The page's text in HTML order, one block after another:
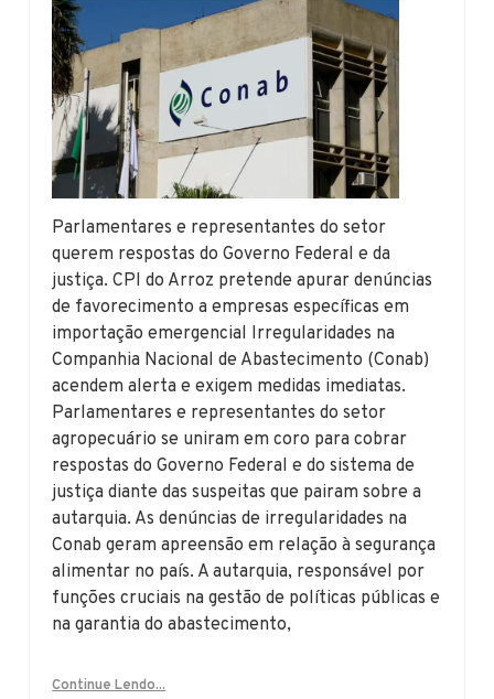
Parlamentares e representantes do setor
querem respostas do Governo Federal e da
justiça. CPI do Arroz pretende apurar denúncias
de favorecimento a empresas específicas em
importação emergencial Irregularidades na
Companhia Nacional de Abastecimento (Conab)
acendem alerta e exigem medidas imediatas.
Parlamentares e representantes do setor
agropecuário se uniram em coro para cobrar
respostas do Governo Federal e do sistema de
justiça diante das suspeitas que pairam sobre a
autarquia. As denúncias de irregularidades na
Conab geram apreensão em relação à segurança
alimentar no país. A autarquia, responsável por
funções cruciais na gestão de políticas públicas e
na garantia do abastecimento,
Continue Lendo...